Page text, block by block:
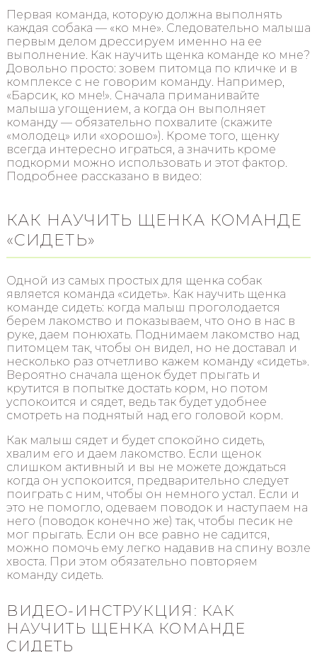
Первая команда, которую должна выполнять
каждая собака — «ко мне». Следовательно малыша
первым делом дрессируем именно на ее
выполнение. Как научить щенка команде ко мне?
Довольно просто: зовем питомца по кличке и в
комплексе с не говорим команду. Например,
«Барсик, ко мне!». Сначала приманивайте
малыша угощением, а когда он выполняет
команду — обязательно похвалите (скажите
«молодец» или «хорошо»). Кроме того, щенку
всегда интересно играться, а значить кроме
подкорми можно использовать и этот фактор.
Подробнее рассказано в видео:
КАК НАУЧИТЬ ЩЕНКА КОМАНДЕ
«СИДЕТЬ»
Одной из самых простых для щенка собак
является команда «сидеть». Как научить щенка
команде сидеть: когда малыш проголодается
берем лакомство и показываем, что оно в нас в
руке, даем понюхать. Поднимаем лакомство над
питомцем так, чтобы он видел, но не доставал и
несколько раз отчетливо кажем команду «сидеть».
Вероятно сначала щенок будет прыгать и
крутится в попытке достать корм, но потом
успокоится и сядет, ведь так будет удобнее
смотреть на поднятый над его головой корм.
Как малыш сядет и будет спокойно сидеть,
хвалим его и даем лакомство. Если щенок
слишком активный и вы не можете дождаться
когда он успокоится, предварительно следует
поиграть с ним, чтобы он немного устал. Если и
это не помогло, одеваем поводок и наступаем на
него (поводок конечно же) так, чтобы песик не
мог прыгать. Если он все равно не садится,
можно помочь ему легко надавив на спину возле
хвоста. При этом обязательно повторяем
команду сидеть.
ВИДЕО-ИНСТРУКЦИЯ: КАК
НАУЧИТЬ ЩЕНКА КОМАНДЕ
СИДЕТЬ